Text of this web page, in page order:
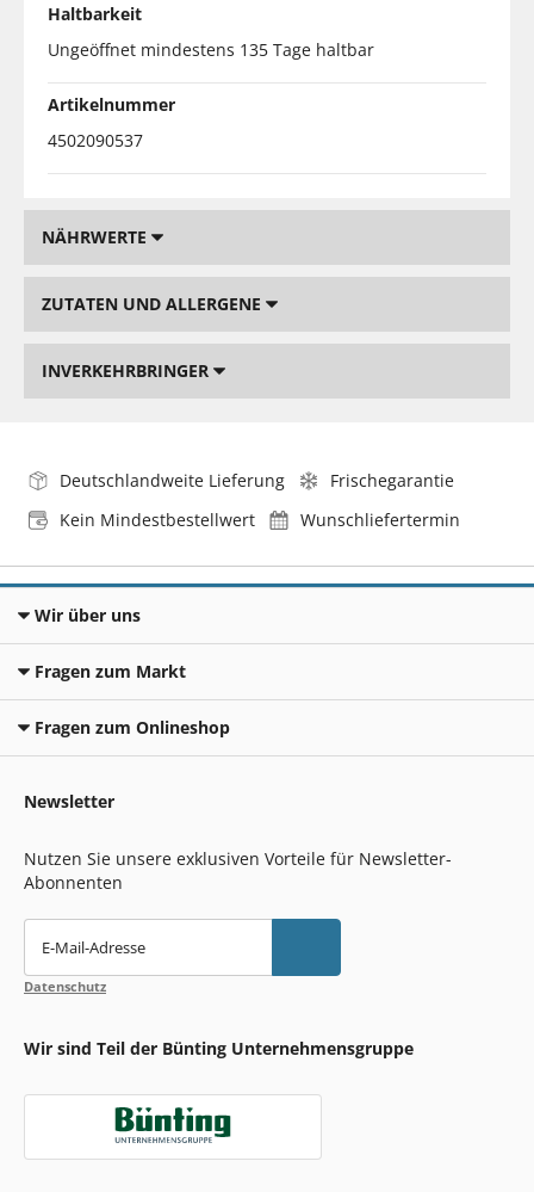
Haltbarkeit
Ungeöffnet mindestens 135 Tage haltbar
Artikelnummer
4502090537
NÄHRWERTE
ZUTATEN UND ALLERGENE
INVERKEHRBRINGER
Deutschlandweite Lieferung
Frischegarantie
Kein Mindestbestellwert
Wunschliefertermin
Wir über uns
Fragen zum Markt
Fragen zum Onlineshop
Newsletter
Nutzen Sie unsere exklusiven Vorteile für Newsletter-
Abonnenten
E-Mail-Adresse
Datenschutz
Wir sind Teil der Bünting Unternehmensgruppe